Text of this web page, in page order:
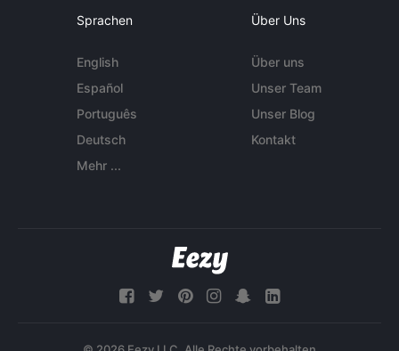
Sprachen
English
Español
Português
Deutsch
Mehr ...
Über Uns
Über uns
Unser Team
Unser Blog
Kontakt